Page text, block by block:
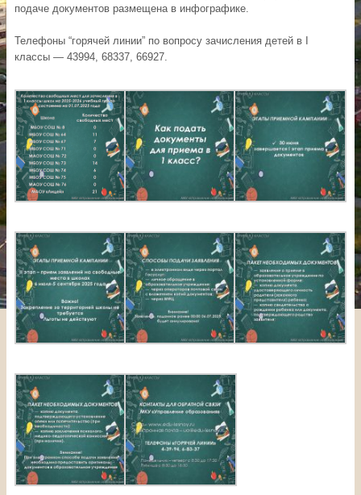
подаче документов размещена в инфографике.
Телефоны “горячей линии” по вопросу зачисления детей в I
классы — 43994, 68337, 66927.